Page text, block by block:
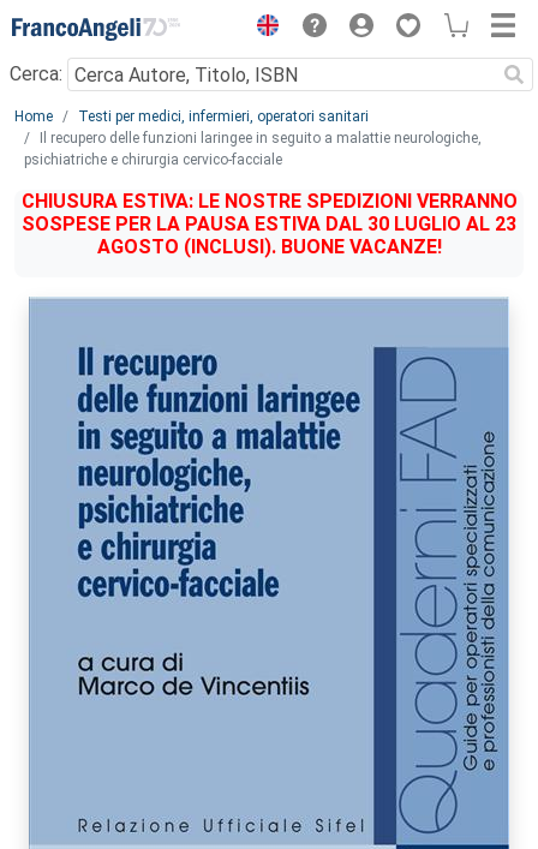
Menu
Cerca:
Main content
Home
Testi per medici, infermieri, operatori sanitari
Il recupero delle funzioni laringee in seguito a malattie neurologiche,
psichiatriche e chirurgia cervico-facciale
CHIUSURA ESTIVA: LE NOSTRE SPEDIZIONI VERRANNO
SOSPESE PER LA PAUSA ESTIVA DAL 30 LUGLIO AL 23
AGOSTO (INCLUSI). BUONE VACANZE!